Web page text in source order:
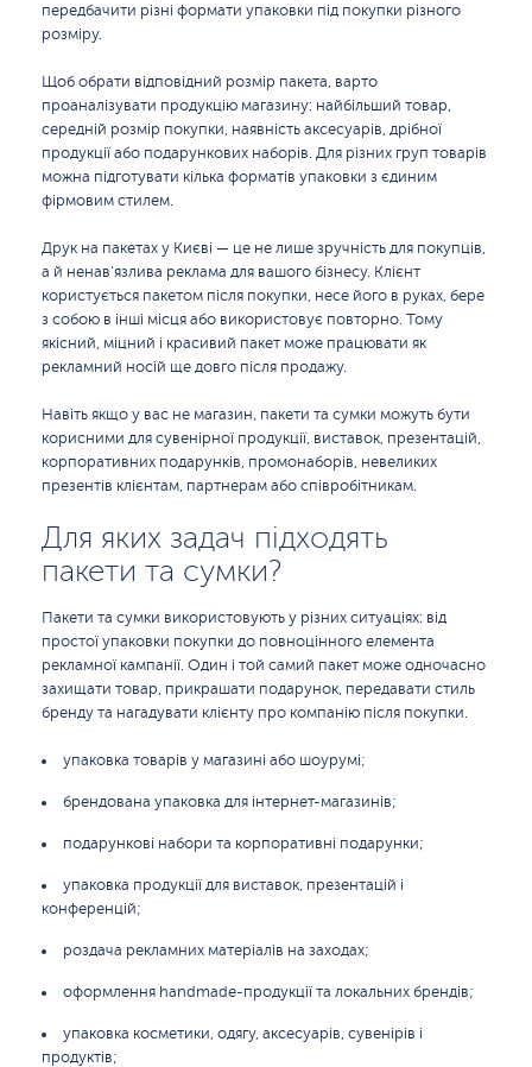
передбачити різні формати упаковки під покупки різного
розміру.
Щоб обрати відповідний розмір пакета, варто
проаналізувати продукцію магазину: найбільший товар,
середній розмір покупки, наявність аксесуарів, дрібної
продукції або подарункових наборів. Для різних груп товарів
можна підготувати кілька форматів упаковки з єдиним
фірмовим стилем.
Друк на пакетах у Києві — це не лише зручність для покупців,
а й ненав’язлива реклама для вашого бізнесу. Клієнт
користується пакетом після покупки, несе його в руках, бере
з собою в інші місця або використовує повторно. Тому
якісний, міцний і красивий пакет може працювати як
рекламний носій ще довго після продажу.
Навіть якщо у вас не магазин, пакети та сумки можуть бути
корисними для сувенірної продукції, виставок, презентацій,
корпоративних подарунків, промонаборів, невеликих
презентів клієнтам, партнерам або співробітникам.
Для яких задач підходять
пакети та сумки?
Пакети та сумки використовують у різних ситуаціях: від
простої упаковки покупки до повноцінного елемента
рекламної кампанії. Один і той самий пакет може одночасно
захищати товар, прикрашати подарунок, передавати стиль
бренду та нагадувати клієнту про компанію після покупки.
упаковка товарів у магазині або шоурумі;
брендована упаковка для інтернет-магазинів;
подарункові набори та корпоративні подарунки;
упаковка продукції для виставок, презентацій і
конференцій;
роздача рекламних матеріалів на заходах;
оформлення handmade-продукції та локальних брендів;
упаковка косметики, одягу, аксесуарів, сувенірів і
продуктів;